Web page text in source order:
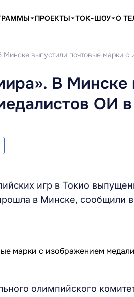
ПРОЕКТЫ ТОК-ШОУ О
Минске выпустили почтовые марки
В Минске
ОИ
игр в Токио
в Минске, сообщили
олимпийского